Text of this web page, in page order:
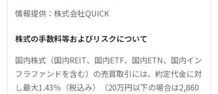
情報提供：株式会社QUICK
株式の手数料等およびリスクについて
国内株式（国内REIT、国内ETF、国内ETN、国内イン
フラファンドを含む）の売買取引には、約定代金に対
し最大1.43％（税込み）（20万円以下の場合は2,860